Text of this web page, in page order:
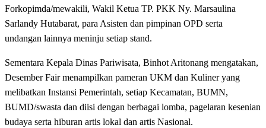
Forkopimda/mewakili, Wakil Ketua TP. PKK Ny. Marsaulina
Sarlandy Hutabarat, para Asisten dan pimpinan OPD serta
undangan lainnya meninju setiap stand.
Sementara Kepala Dinas Pariwisata, Binhot Aritonang mengatakan,
Desember Fair menampilkan pameran UKM dan Kuliner yang
melibatkan Instansi Pemerintah, setiap Kecamatan, BUMN,
BUMD/swasta dan diisi dengan berbagai lomba, pagelaran kesenian
budaya serta hiburan artis lokal dan artis Nasional.